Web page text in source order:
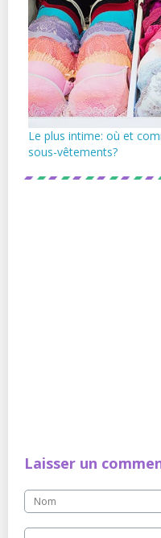
Le plus intime: où et
sous-vêtements?
Laisser un